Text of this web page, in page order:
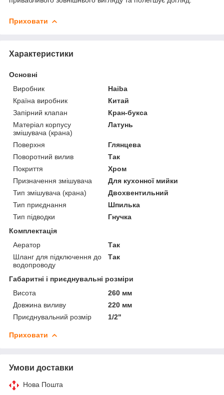
Приховати
Характеристики
Основні
Виробник
Haiba
Країна виробник
Китай
Запірний клапан
Кран-букса
Матеріал корпусу
змішувача (крана)
Латунь
Поверхня
Глянцева
Поворотний вилив
Так
Покриття
Хром
Призначення змішувача
Для кухонної мийки
Тип змішувача (крана)
Двохвентильний
Тип приєднання
Шпилька
Тип підводки
Гнучка
Комплектація
Аератор
Так
Шланг для підключення до
водопроводу
Так
Габаритні і приєднувальні розміри
Висота
260 мм
Довжина виливу
220 мм
Приєднувальний розмір
1/2"
Приховати
Умови доставки
Нова Пошта